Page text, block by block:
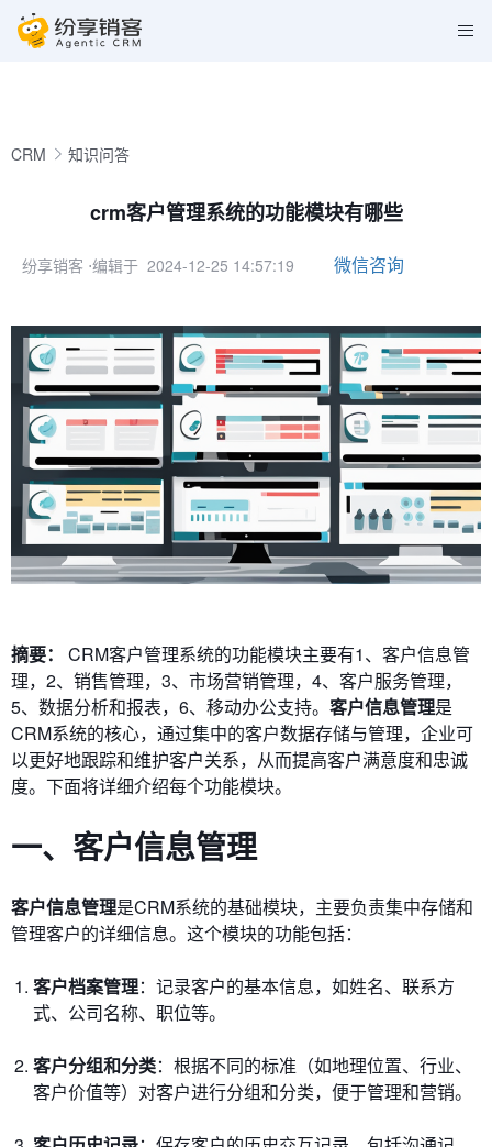
CRM 知识问答
crm客户管理系统的功能模块有哪些
纷享销客 ⋅编辑于 2024-12-25 14:57:19 微信咨询
摘要：
CRM客户管理系统的功能模块主要有1、客户信息管
理，2、销售管理，3、市场营销管理，4、客户服务管理，
5、数据分析和报表，6、移动办公支持。 客户信息管理是
CRM系统的核心，通过集中的客户数据存储与管理，企业可
以更好地跟踪和维护客户关系，从而提高客户满意度和忠诚
度。下面将详细介绍每个功能模块。
一、客户信息管理
客户信息管理是CRM系统的基础模块，主要负责集中存储和
管理客户的详细信息。这个模块的功能包括：
客户档案管理：记录客户的基本信息，如姓名、联系方
式、公司名称、职位等。
客户分组和分类：根据不同的标准（如地理位置、行业、
客户价值等）对客户进行分组和分类，便于管理和营销。